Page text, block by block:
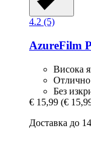
4.2 (5)
AzureFilm
Висока
Отлично
Без
€ 15,99 (€
Доставка до